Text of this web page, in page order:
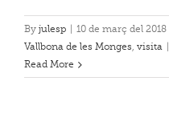
By julesp | 10 de març del 2018
Vallbona de les Monges visita |
Read More